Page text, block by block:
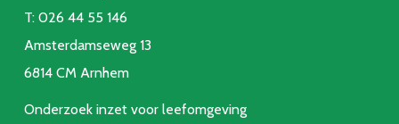
T: 026 44 55 146
Amsterdamseweg 13
6814 CM Arnhem
Onderzoek inzet voor leefomgeving